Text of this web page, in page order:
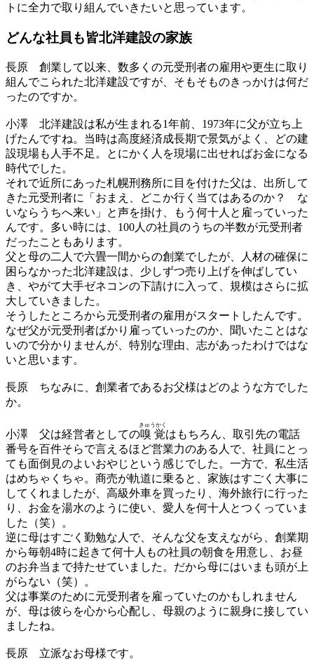
トに全力で取り組んでいきたいと思っています。
どんな社員も皆北洋建設の家族
長原 創業して以来、数多くの元受刑者の雇用や更生に取り
組んでこられた北洋建設ですが、そもそものきっかけは何だ
ったのですか。
小澤 北洋建設は私が生まれる1年前、1973年に父が立ち上
げたんですね。当時は高度経済成長期で景気がよく、どの建
設現場も人手不足。とにかく人を現場に出せればお金になる
時代でした。
それで近所にあった札幌刑務所に目を付けた父は、出所して
きた元受刑者に「おまえ、どこか行く当てはあるのか？ な
いならうちへ来い」と声を掛け、もう何十人と雇っていった
んです。多い時には、100人の社員のうちの半数が元受刑者
だったこともあります。
父と母の二人で六畳一間からの創業でしたが、人材の確保に
困らなかった北洋建設は、少しずつ売り上げを伸ばしてい
き、やがて大手ゼネコンの下請けに入って、規模はさらに拡
大していきました。
そうしたところから元受刑者の雇用がスタートしたんです。
なぜ父が元受刑者ばかり雇っていったのか、聞いたことはな
いので分かりませんが、特別な理由、志があったわけではな
いと思います。
長原 ちなみに、創業者であるお父様はどのような方でした
か。
小澤 父は経営者としての嗅覚
きゅうかく
はもちろん、取引先の電話
番号を百件そらで言えるほど営業力のある人で、社員にとっ
ても面倒見のよいおやじという感じでした。一方で、私生活
はめちゃくちゃ。商売が軌道に乗ると、家族はすごく大事に
してくれましたが、高級外車を買ったり、海外旅行に行った
り、お金を湯水のように使い、愛人を何十人とつくっていま
した（笑）。
逆に母はすごく勤勉な人で、そんな父を支えながら、創業期
から毎朝4時に起きて何十人もの社員の朝食を用意し、お昼
のお弁当まで持たせていました。だから母にはいまも頭が上
がらない（笑）。
父は事業のために元受刑者を雇っていたのかもしれません
が、母は彼らを心から心配し、母親のように親身に接してい
ましたね。
長原 立派なお母様です。